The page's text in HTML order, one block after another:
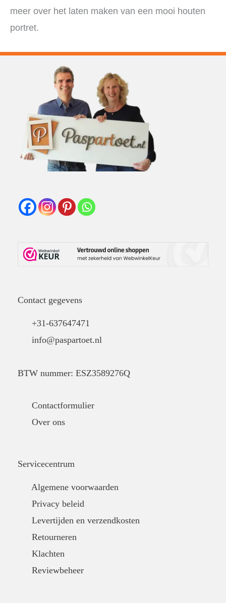
meer over het laten maken van een mooi houten
portret.
Contact gegevens
+31-637647471
info@paspartoet.nl
BTW nummer: ESZ3589276Q
Contactformulier
Over ons
Servicecentrum
Algemene voorwaarden
Privacy beleid
Levertijden en verzendkosten
Retourneren
Klachten
Reviewbeheer